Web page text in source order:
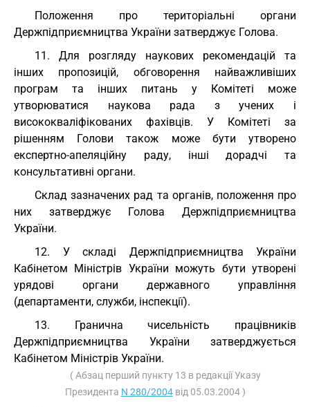
Положення про територіальні органи
Держпідприємництва України затверджує Голова.
11. Для розгляду наукових рекомендацій та
інших пропозицій, обговорення найважливіших
програм та інших питань у Комітеті може
утворюватися наукова рада з учених і
висококваліфікованих фахівців. У Комітеті за
рішенням Голови також може бути утворено
експертно-апеляційну раду, інші дорадчі та
консультативні органи.
Склад зазначених рад та органів, положення про
них затверджує Голова Держпідприємництва
України.
12. У складі Держпідприємництва України
Кабінетом Міністрів України можуть бути утворені
урядові органи державного управління
(департаменти, служби, інспекції).
13. Гранична чисельність працівників
Держпідприємництва України затверджується
Кабінетом Міністрів України.
( Абзац перший пункту 13 в редакції Указу
Президента N 280/2004від 05.03.2004 )